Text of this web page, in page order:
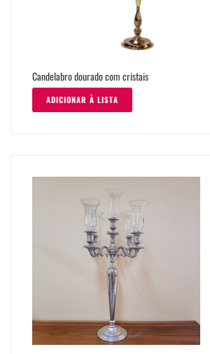
Candelabro dourado com cristais
ADICIONAR À LISTA